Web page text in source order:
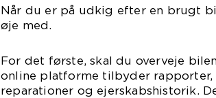
Når du er på udkig efter en brugt
øje med.
For det første, skal du overveje
online platforme tilbyder
reparationer og ejerskabshistorik.